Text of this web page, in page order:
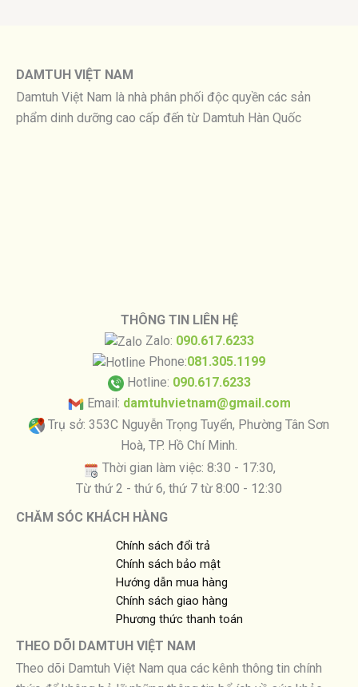
DAMTUH VIỆT NAM
Damtuh Việt Nam là nhà phân phối độc quyền các sản
phẩm dinh dưỡng cao cấp đến từ Damtuh Hàn Quốc
THÔNG TIN LIÊN HỆ
Zalo: 090.617.6233
Phone:081.305.1199
Hotline: 090.617.6233
Email: damtuhvietnam@gmail.com
Trụ sở: 353C Nguyễn Trọng Tuyển, Phường Tân Sơn
Hoà, TP. Hồ Chí Minh.
Thời gian làm việc: 8:30 - 17:30,
Từ thứ 2 - thứ 6, thứ 7 từ 8:00 - 12:30
CHĂM SÓC KHÁCH HÀNG
Chính sách đổi trả
Chính sách bảo mật
Hướng dẫn mua hàng
Chính sách giao hàng
Phương thức thanh toán
THEO DÕI DAMTUH VIỆT NAM
Theo dõi Damtuh Việt Nam qua các kênh thông tin chính